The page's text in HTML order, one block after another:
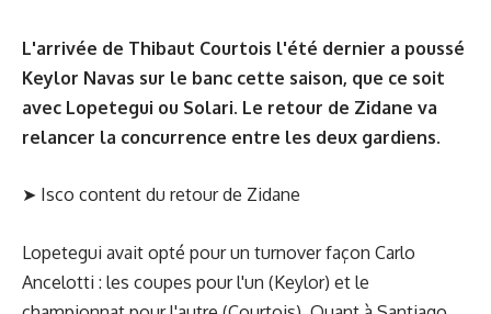
L'arrivée de Thibaut Courtois l'été dernier a poussé
Keylor Navas sur le banc cette saison, que ce soit
avec Lopetegui ou Solari. Le retour de Zidane va
relancer la concurrence entre les deux gardiens.
➤ Isco content du retour de Zidane
Lopetegui avait opté pour un turnover façon Carlo
Ancelotti : les coupes pour l'un (Keylor) et le